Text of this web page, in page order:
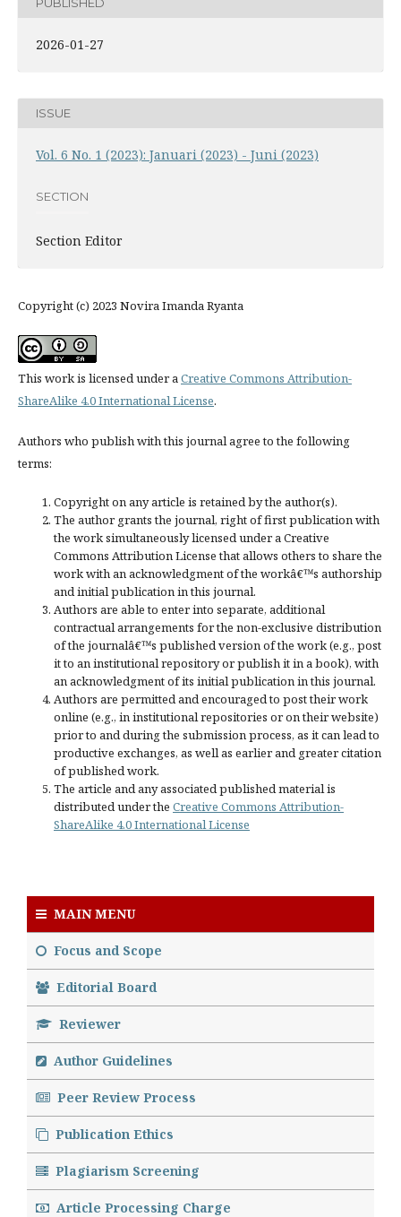
2026-01-27
ISSUE
Vol. 6 No. 1 (2023): Januari (2023) - Juni (2023)
SECTION
Section Editor
Copyright (c) 2023 Novira Imanda Ryanta
This work is licensed under aCreative Commons Attribution-
ShareAlike 4.0 International License.
Authors who publish with this journal agree to the following
terms:
Copyright on any article is retained by the author(s).
The author grants the journal, right of first publication with
the work simultaneously licensed under a Creative
Commons Attribution License that allows others to share the
work with an acknowledgment of the workâ€™s authorship
and initial publication in this journal.
Authors are able to enter into separate, additional
contractual arrangements for the non-exclusive distribution
of the journalâ€™s published version of the work (e.g., post
it to an institutional repository or publish it in a book), with
an acknowledgment of its initial publication in this journal.
Authors are permitted and encouraged to post their work
online (e.g., in institutional repositories or on their website)
prior to and during the submission process, as it can lead to
productive exchanges, as well as earlier and greater citation
of published work.
The article and any associated published material is
distributed under the Creative Commons Attribution-
ShareAlike 4.0 International License
MAIN MENU
Focus and Scope
Editorial Board
Reviewer
Author Guidelines
Peer Review Process
Publication Ethics
Plagiarism Screening
Article Processing Charge